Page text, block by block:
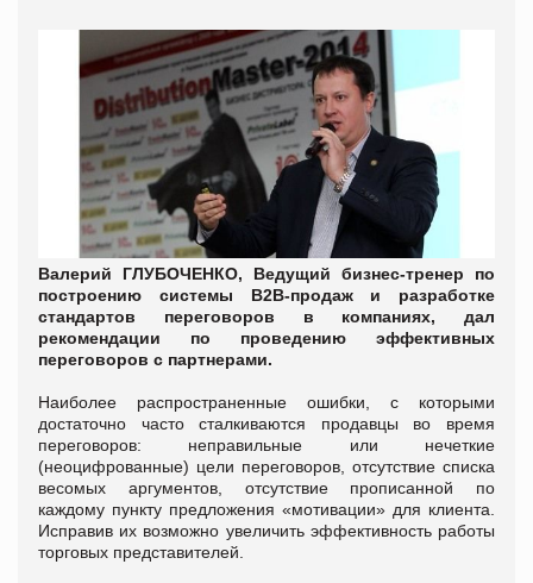
Валерий ГЛУБОЧЕНКО, Ведущий бизнес-тренер по
построению системы B2B-продаж и разработке
стандартов переговоров в компаниях, дал
рекомендации по проведению эффективных
переговоров с партнерами.
Наиболее распространенные ошибки, с которыми
достаточно часто сталкиваются продавцы во время
переговоров: неправильные или нечеткие
(неоцифрованные) цели переговоров, отсутствие списка
весомых аргументов, отсутствие прописанной по
каждому пункту предложения «мотивации» для клиента.
Исправив их возможно увеличить эффективность работы
торговых представителей.